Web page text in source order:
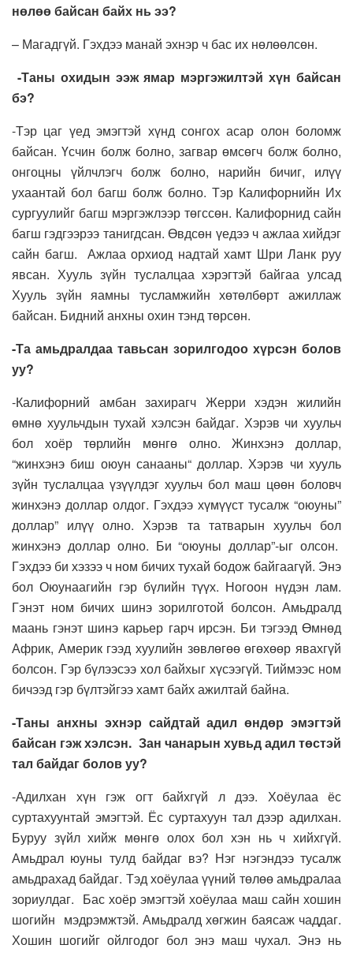
нөлөө байсан байх нь ээ?
– Магадгүй. Гэхдээ манай эхнэр ч бас их нөлөөлсөн.
-Таны охидын ээж ямар мэргэжилтэй хүн байсан
бэ?
-Тэр цаг үед эмэгтэй хүнд сонгох асар олон боломж
байсан. Үсчин болж болно, загвар өмсөгч болж болно,
онгоцны үйлчлэгч болж болно, нарийн бичиг, илүү
ухаантай бол багш болж болно. Тэр Калифорнийн Их
сургуулийг багш мэргэжлээр төгссөн. Калифорнид сайн
багш гэдгээрээ танигдсан. Өвдсөн үедээ ч ажлаа хийдэг
сайн багш. Ажлаа орхиод надтай хамт Шри Ланк руу
явсан. Хууль зүйн туслалцаа хэрэгтэй байгаа улсад
Хууль зүйн яамны тусламжийн хөтөлбөрт ажиллаж
байсан. Бидний анхны охин тэнд төрсөн.
-Та амьдралдаа тавьсан зорилгодоо хүрсэн болов
уу?
-Калифорний амбан захирагч Жерри хэдэн жилийн
өмнө хуульчдын тухай хэлсэн байдаг. Хэрэв чи хуульч
бол хоёр төрлийн мөнгө олно. Жинхэнэ доллар,
“жинхэнэ биш оюун санааны“ доллар. Хэрэв чи хууль
зүйн туслалцаа үзүүлдэг хуульч бол маш цөөн боловч
жинхэнэ доллар олдог. Гэхдээ хүмүүст тусалж “оюуны”
доллар” илүү олно. Хэрэв та татварын хуульч бол
жинхэнэ доллар олно. Би “оюуны доллар”-ыг олсон.
Гэхдээ би хэзээ ч ном бичих тухай бодож байгаагүй. Энэ
бол Оюунаагийн гэр бүлийн түүх. Ногоон нүдэн лам.
Гэнэт ном бичих шинэ зорилготой болсон. Амьдралд
маань гэнэт шинэ карьер гарч ирсэн. Би тэгээд Өмнөд
Африк, Америк гээд хуулийн зөвлөгөө өгөхөөр явахгүй
болсон. Гэр бүлээсээ хол байхыг хүсээгүй. Тиймээс ном
бичээд гэр бүлтэйгээ хамт байх ажилтай байна.
-Таны анхны эхнэр сайдтай адил өндөр эмэгтэй
байсан гэж хэлсэн. Зан чанарын хувьд адил төстэй
тал байдаг болов уу?
-Адилхан хүн гэж огт байхгүй л дээ. Хоёулаа ёс
суртахуунтай эмэгтэй. Ёс суртахуун тал дээр адилхан.
Буруу зүйл хийж мөнгө олох бол хэн нь ч хийхгүй.
Амьдрал юуны тулд байдаг вэ? Нэг нэгэндээ тусалж
амьдрахад байдаг. Тэд хоёулаа үүний төлөө амьдралаа
зориулдаг. Бас хоёр эмэгтэй хоёулаа маш сайн хошин
шогийн мэдрэмжтэй. Амьдралд хөгжин баясаж чаддаг.
Хошин шогийг ойлгодог бол энэ маш чухал. Энэ нь